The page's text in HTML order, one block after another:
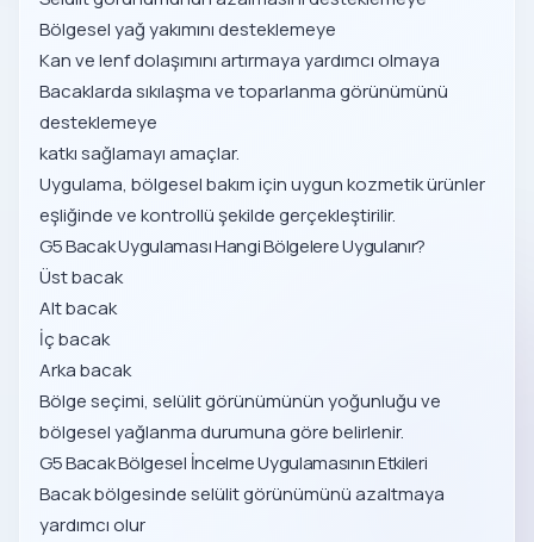
Bölgesel yağ yakımını desteklemeye
Kan ve lenf dolaşımını artırmaya yardımcı olmaya
Bacaklarda sıkılaşma ve toparlanma görünümünü
desteklemeye
katkı sağlamayı amaçlar.
Uygulama, bölgesel bakım için uygun kozmetik ürünler
eşliğinde ve kontrollü şekilde gerçekleştirilir.
G5 Bacak Uygulaması Hangi Bölgelere Uygulanır?
Üst bacak
Alt bacak
İç bacak
Arka bacak
Bölge seçimi, selülit görünümünün yoğunluğu ve
bölgesel yağlanma durumuna göre belirlenir.
G5 Bacak Bölgesel İncelme Uygulamasının Etkileri
Bacak bölgesinde selülit görünümünü azaltmaya
yardımcı olur